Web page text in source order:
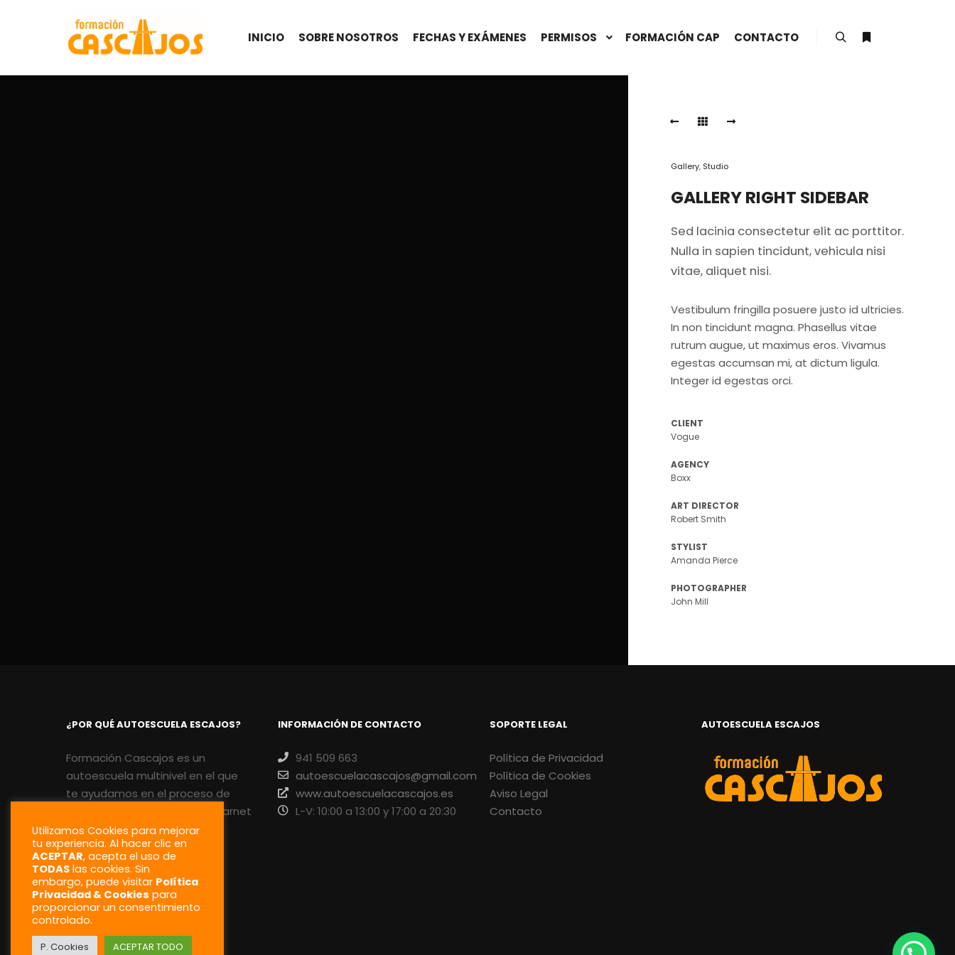
INICIO SOBRE NOSOTROS FECHAS Y EXÁMENES PERMISOS FORMACIÓN CAP CONTACTO
Gallery, Studio
GALLERY RIGHT SIDEBAR
Sed lacinia consectetur elit ac porttitor.
Nulla in sapien tincidunt, vehicula nisi
vitae, aliquet nisi.
Vestibulum fringilla posuere justo id ultricies.
In non tincidunt magna. Phasellus vitae
rutrum augue, ut maximus eros. Vivamus
egestas accumsan mi, at dictum ligula.
Integer id egestas orci.
CLIENT
Vogue
AGENCY
Boxx
ART DIRECTOR
Robert Smith
STYLIST
Amanda Pierce
PHOTOGRAPHER
John Mill
¿POR QUÉ AUTOESCUELA ESCAJOS?
Formación Cascajos es un
autoescuela multinivel en el que
te ayudamos en el proceso de
aprendizaje para sacarte el carnet
que necesites.
Servicio profesional, precios
competitivos y metodología
adaptada al alumnado.
INFORMACIÓN DE CONTACTO
941 509 663
autoescuelacascajos@gmail.com
www.autoescuelacascajos.es
L-V: 10:00 a 13:00 y 17:00 a 20:30
SOPORTE LEGAL
Política de Privacidad
Política de Cookies
Aviso Legal
Contacto
AUTOESCUELA ESCAJOS
Utilizamos Cookies para mejorar
tu experiencia. Al hacer clic en
ACEPTAR, acepta el uso de
TODAS las cookies. Sin
embargo, puede visitar Política
Privacidad & Cookies para
proporcionar un consentimiento
controlado.
P. Cookies ACEPTAR TODO